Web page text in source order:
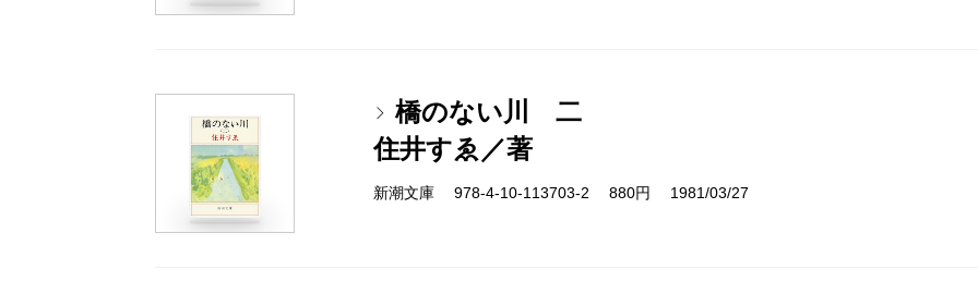
橋のない川 二
住井すゑ／著
新潮文庫 978-4-10-113703-2 880円 1981/03/27